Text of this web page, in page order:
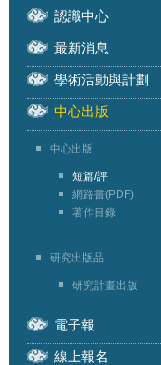
認識中心
最新消息
學術活動與計劃
中心出版
中心出版
短篇/評
網路書(PDF)
著作目錄
研究出版品
研究計畫出版
電子報
線上報名